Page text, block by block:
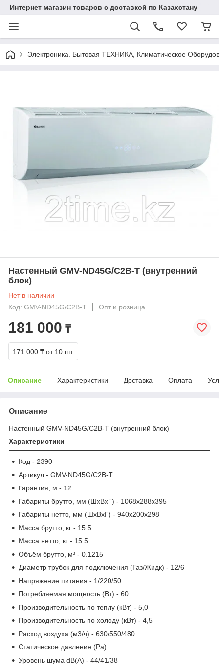
Интернет магазин товаров с доставкой по Казахстану
Электроника. Бытовая ТЕХНИКА, Климатическое
Настенный GMV-ND45G/C2B-T (внутренний
блок)
Нет в наличии
Код: GMV-ND45G/C2B-T
Опт и розница
181 000 ₸
171 000 ₸ от 10 шт.
Описание Характеристики Доставка Оплата
Описание
Настенный GMV-ND45G/C2B-T (внутренний блок)
Характеристики
Код - 2390
Артикул - GMV-ND45G/C2B-T
Гарантия, м - 12
Габариты брутто, мм (ШxВxГ) - 1068х288х395
Габариты нетто, мм (ШxВxГ) - 940х200х298
Масса брутто, кг - 15.5
Масса нетто, кг - 15.5
Объём брутто, м³ - 0.1215
Диаметр трубок для подключения (Газ/Жидк) - 12/6
Напряжение питания - 1/220/50
Потребляемая мощность (Вт) - 60
Производительность по теплу (кВт) - 5,0
Производительность по холоду (кВт) - 4,5
Расход воздуха (м3/ч) - 630/550/480
Статическое давление (Pa)
Уровень шума dB(A) - 44/41/38